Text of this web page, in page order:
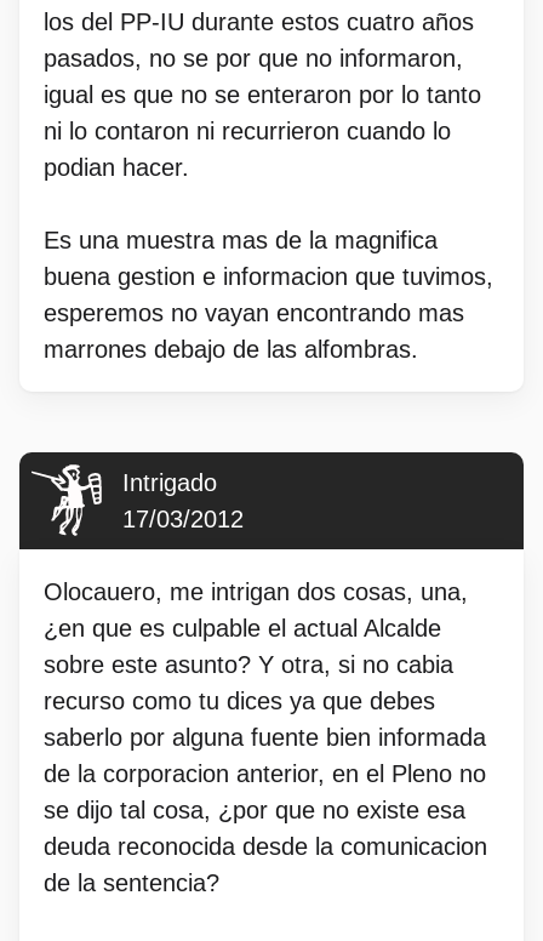
los del PP-IU durante estos cuatro años
pasados, no se por que no informaron,
igual es que no se enteraron por lo tanto
ni lo contaron ni recurrieron cuando lo
podian hacer.
Es una muestra mas de la magnifica
buena gestion e informacion que tuvimos,
esperemos no vayan encontrando mas
marrones debajo de las alfombras.
Intrigado
17/03/2012
Olocauero, me intrigan dos cosas, una,
¿en que es culpable el actual Alcalde
sobre este asunto? Y otra, si no cabia
recurso como tu dices ya que debes
saberlo por alguna fuente bien informada
de la corporacion anterior, en el Pleno no
se dijo tal cosa, ¿por que no existe esa
deuda reconocida desde la comunicacion
de la sentencia?